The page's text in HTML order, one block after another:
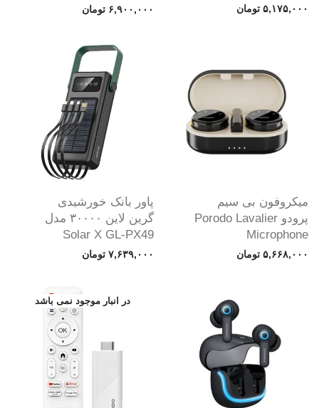
۵,۱۷۵,۰۰۰ تومان ۶,۹۰۰,۰۰۰ تومان
میکروفون بی سیم
پرودو Porodo Lavalier
Microphone
۵,۶۶۸,۰۰۰ تومان
پاور بانک خورشیدی
گرین لاین ۳۰۰۰۰ مدل
Solar X GL-PX49
۷,۶۳۹,۰۰۰ تومان